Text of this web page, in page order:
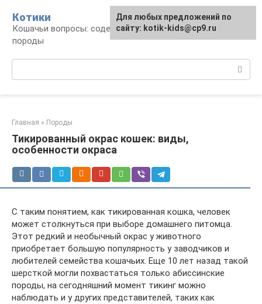
контенту
Котики
Кошачьи вопросы: содержание, лечение,
породы
Главная » Породы
Тикированный окрас кошек: виды,
особенности окраса
С таким понятием, как тикированная кошка, человек
может столкнуться при выборе домашнего питомца.
Этот редкий и необычный окрас у животного
приобретает большую популярность у заводчиков и
любителей семейства кошачьих. Еще 10 лет назад такой
шерсткой могли похвастаться только абиссинские
породы, на сегодняшний момент тикинг можно
наблюдать и у других представителей, таких как
Для любых предложений по
сайту: kotik-kids@cp9.ru